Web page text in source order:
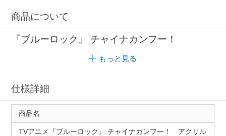
商品について
『ブルーロック』 チャイナカンフー！
もっと見る
仕様詳細
商品名
TVアニメ『ブルーロック』 チャイナカンフー！ アクリル